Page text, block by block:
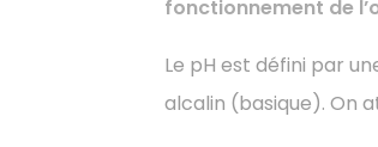
fonctionnement de
Le pH est défini par
alcalin (basique). On